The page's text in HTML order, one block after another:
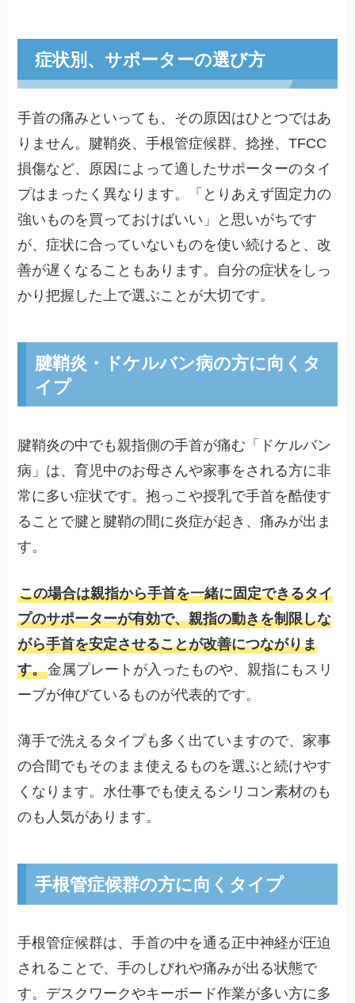
症状別、サポーターの選び方
手首の痛みといっても、その原因はひとつではあ
りません。腱鞘炎、手根管症候群、捻挫、TFCC
損傷など、原因によって適したサポーターのタイ
プはまったく異なります。「とりあえず固定力の
強いものを買っておけばいい」と思いがちです
が、症状に合っていないものを使い続けると、改
善が遅くなることもあります。自分の症状をしっ
かり把握した上で選ぶことが大切です。
腱鞘炎・ドケルバン病の方に向くタ
イプ
腱鞘炎の中でも親指側の手首が痛む「ドケルバン
病」は、育児中のお母さんや家事をされる方に非
常に多い症状です。抱っこや授乳で手首を酷使す
ることで腱と腱鞘の間に炎症が起き、痛みが出ま
す。
この場合は親指から手首を一緒に固定できるタイ
プのサポーターが有効で、親指の動きを制限しな
がら手首を安定させることが改善につながりま
す。金属プレートが入ったものや、親指にもスリ
ーブが伸びているものが代表的です。
薄手で洗えるタイプも多く出ていますので、家事
の合間でもそのまま使えるものを選ぶと続けやす
くなります。水仕事でも使えるシリコン素材のも
のも人気があります。
手根管症候群の方に向くタイプ
手根管症候群は、手首の中を通る正中神経が圧迫
されることで、手のしびれや痛みが出る状態で
す。デスクワークやキーボード作業が多い方に多